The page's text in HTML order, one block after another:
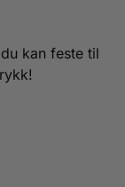
kan feste til